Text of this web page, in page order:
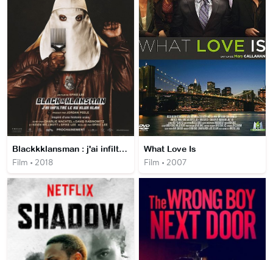
Blackkklansman : j'ai infiltré le Ku Klux Klan
Film • 2018
What Love Is
Film • 2007